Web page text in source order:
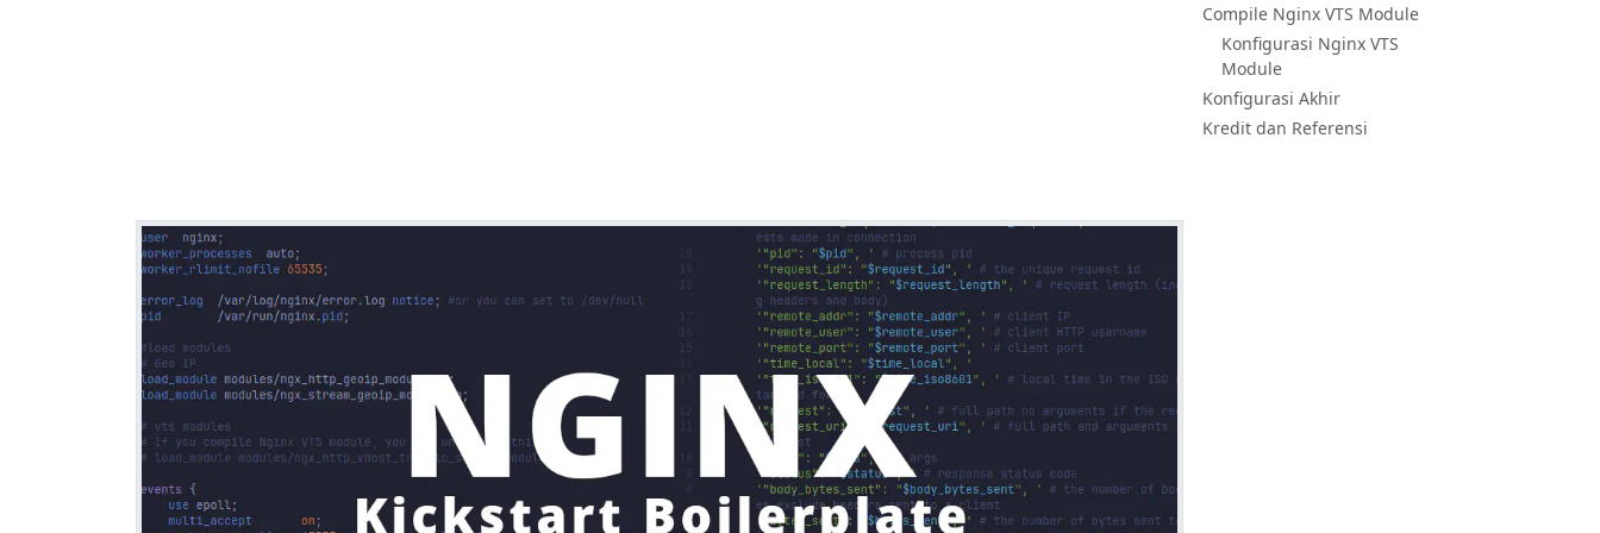
Compile Nginx VTS Module
Konfigurasi Nginx VTS
Module
Konfigurasi Akhir
Kredit dan Referensi